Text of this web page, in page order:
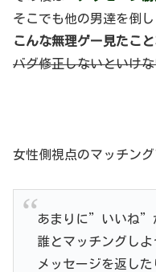
そこでも他の男達を倒し
こんな無理ゲー見たこと
バグ修正しないといけ
女性側視点のマッチン
あまりに”いいね”
誰とマッチングしよ
メッセージを返し